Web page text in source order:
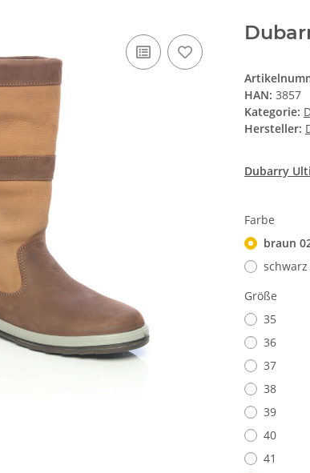
HAN: 3857
Kategorie:
Hersteller:
Dubarry
Farbe
braun
schwarz
Größe
35
36
37
38
39
40
41